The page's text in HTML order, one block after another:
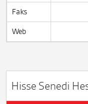
Faks
Web
Hisse Senedi